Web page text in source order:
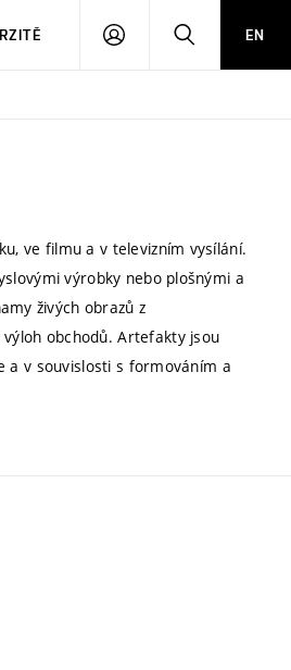
PŘIHLÁSIT HLEDATEN
ve filmu a v televizním vysílání.
výrobky nebo plošnými a
živých obrazů z
obchodů. Artefakty jsou
a v souvislosti s formováním a